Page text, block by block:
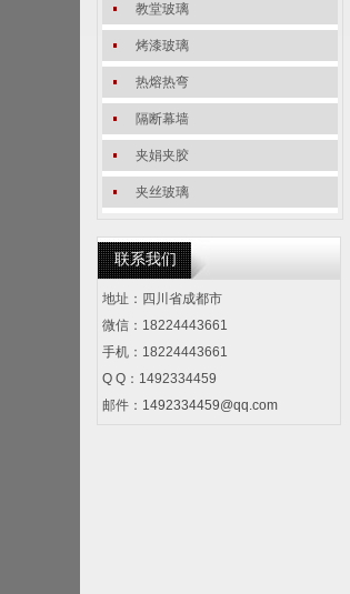
教堂玻璃
烤漆玻璃
热熔热弯
隔断幕墙
夹娟夹胶
夹丝玻璃
联系我们
地址：四川省成都市
微信：18224443661
手机：18224443661
Q Q：1492334459
邮件： 1492334459@qq.com